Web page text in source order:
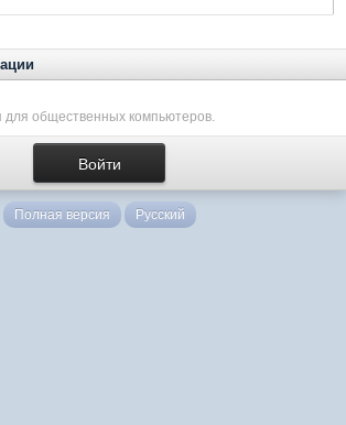
для общественных компьютеров.
Полная версия Русский